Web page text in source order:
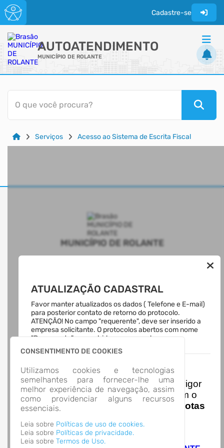
Cadastre-se
AUTOATENDIMENTO
MUNICÍPIO DE ROLANTE
ACESSO RÁPIDO
Acessibilidade
Transparência
O que você procura?
Serviços Acesso ao Sistema de Escrita Fiscal
CONSENTIMENTO DE COOKIES
Utilizamos cookies e tecnologias
semelhantes para fornecer-lhe uma
melhor experiência de navegação, assim
como providenciar alguns recursos
essenciais.
Leia sobre Políticas de uso de cookies.
Leia sobre Políticas de privacidade.
Leia sobre Termos de Uso.
ATUALIZAÇÃO CADASTRAL
Favor manter atualizados os dados ( Telefone e E-mail)
para posterior contato de retorno do protocolo.
ATENÇÃO! No campo "requerente", deve ser inserido a
empresa solicitante. O protocolos abertos com nome
"Requerente" preenchidos em nome de
consultores/contadores serão indeferidos.
Nota Nacional
Iniciando em01/01/2026entra em vigor
a obrigatoriedade de integração com o
Ambiente de Dados Nacional das
Notas
entraram em vigornovas regras,
acesse o link abaixo e saiba mais.
MUNICÍPIO DE ROLANTE
AUTOATENDIMENTO
ACESSO RÁPIDO
Acesso à Informação
Cidadão
Transparência
Avenida Getulio Vargas, Nº 110, Centro
CEP: 95.690-000
Abrir no Mapa
CONTATOS
(51) 3547-1188
administracao@rolante.rs.gov.br
HORÁRIO DE ATENDIMENTO
Segunda-feira a Quinta-feira
Sexta-feira